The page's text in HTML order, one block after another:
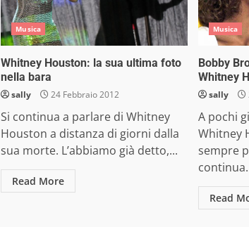
Musica
Whitney Houston: la sua ultima foto
nella bara
sally 24 Febbraio 2012
Si continua a parlare di Whitney
Houston a distanza di giorni dalla
sua morte. L’abbiamo già detto,...
Read More
Musica
Bobby
Whitney
sally
A pochi
Whitney
sempre
Read